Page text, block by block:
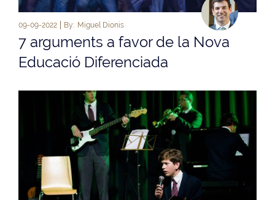
09-09-2022 By: Miguel Dionis
7 arguments a favor de la Nova
Educació Diferenciada